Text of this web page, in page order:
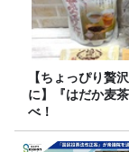
【ちょっぴり贅
に】『はだか麦
べ！